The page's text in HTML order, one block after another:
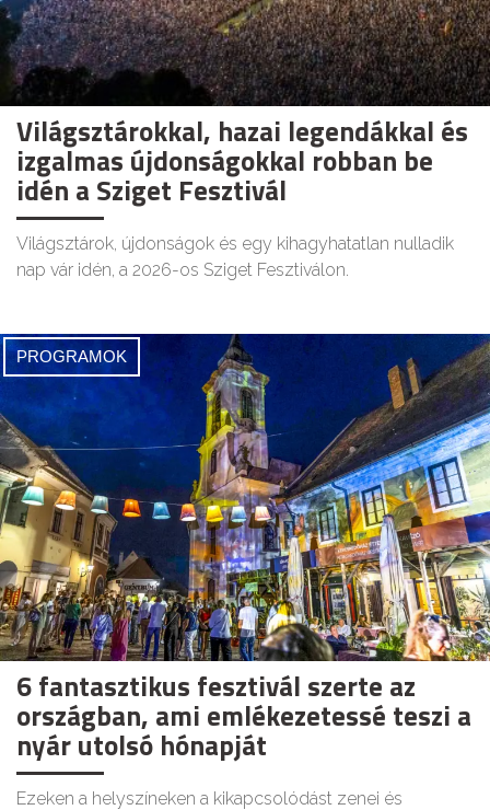
Világsztárokkal, hazai legendákkal és
izgalmas újdonságokkal robban be
idén a Sziget Fesztivál
Világsztárok, újdonságok és egy kihagyhatatlan nulladik
nap vár idén, a 2026-os Sziget Fesztiválon.
PROGRAMOK
6 fantasztikus fesztivál szerte az
országban, ami emlékezetessé teszi a
nyár utolsó hónapját
Ezeken a helyszíneken a kikapcsolódást zenei és